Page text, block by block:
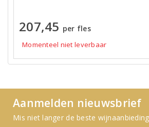
207,45 per fles
Momenteel niet leverbaar
Aanmelden nieuwsbrief
Mis niet langer de beste